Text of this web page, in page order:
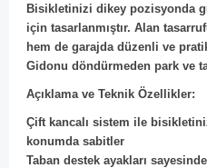
Bisikletinizi dikey pozisyonda
için tasarlanmıştır. Alan
hem de garajda düzenli ve
Gidonu döndürmeden park ve
Açıklama ve Teknik Özellikler:
Çift kancalı sistem ile
konumda sabitler
Taban destek ayakları